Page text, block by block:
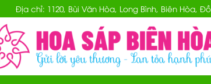
Địa chỉ: 1120, Bùi Văn Hòa, Long Bình, Biên Hòa,